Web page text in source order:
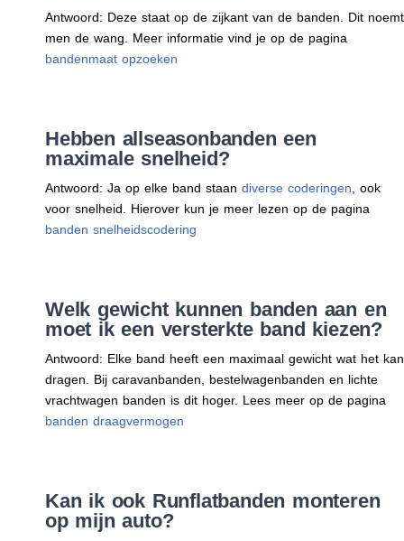
Antwoord: Deze staat op de zijkant van de banden. Dit noemt
men de wang. Meer informatie vind je op de pagina
bandenmaat opzoeken
Hebben allseasonbanden een
maximale snelheid?
Antwoord: Ja op elke band staan diverse coderingen , ook
voor snelheid. Hierover kun je meer lezen op de pagina
banden snelheidscodering
Welk gewicht kunnen banden aan en
moet ik een versterkte band kiezen?
Antwoord: Elke band heeft een maximaal gewicht wat het kan
dragen. Bij caravanbanden, bestelwagenbanden en lichte
vrachtwagen banden is dit hoger. Lees meer op de pagina
banden draagvermogen
Kan ik ook Runflatbanden monteren
op mijn auto?